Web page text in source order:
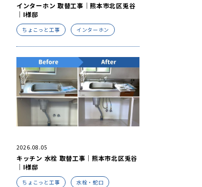
インターホン 取替工事｜熊本市北区兎谷
｜I様邸
ちょこっと工事 インターホン
2026.08.05
キッチン 水栓 取替工事｜熊本市北区兎谷
｜I様邸
ちょこっと工事 水栓・蛇口